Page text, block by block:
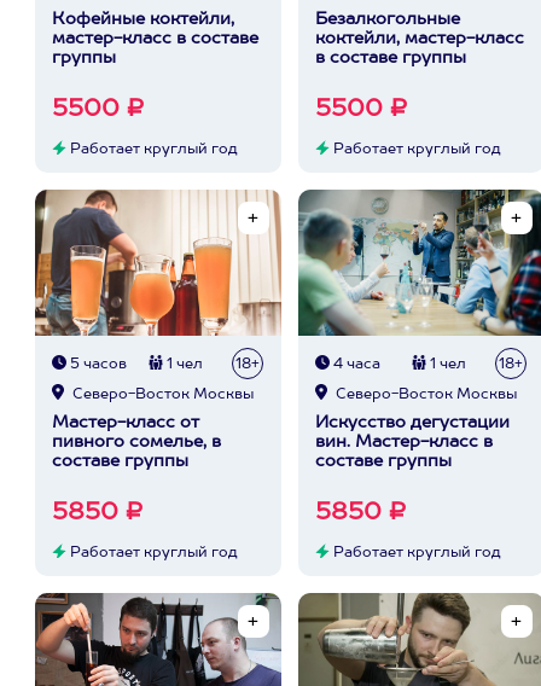
Кофейные коктейли,
мастер-класс в составе
группы
5500 ₽
Работает круглый год
Безалкогольные
коктейли, мастер-класс
в составе группы
5500 ₽
Работает круглый год
5 часов 1 чел 18+
Северо-Восток Москвы
Мастер-класс от
пивного сомелье, в
составе группы
5850 ₽
Работает круглый год
4 часа 1 чел 18+
Северо-Восток Москвы
Искусство дегустации
вин. Мастер-класс в
составе группы
5850 ₽
Работает круглый год